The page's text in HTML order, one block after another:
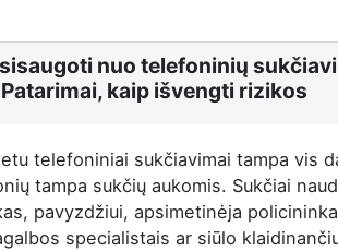
nuo telefoninių
Patarimai, kaip išvengti rizikos
telefoniniai sukčiavimai tampa vis
tampa sukčių aukomis. Sukčiai
pavyzdžiui, apsimetinėja
specialistais ar siūlo